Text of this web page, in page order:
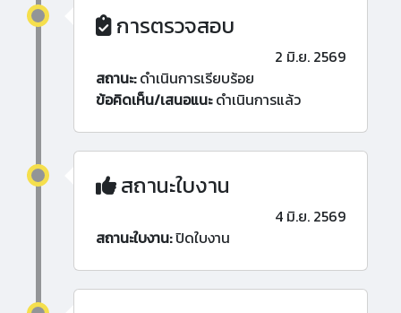
การตรวจสอบ
2 มิ.ย. 2569
สถานะ:ดำเนินการเรียบร้อย
ข้อคิดเห็น/เสนอแนะดำเนินการแล้ว
สถานะใบงาน
4 มิ.ย. 2569
สถานะใบงาน:ปิดใบงาน